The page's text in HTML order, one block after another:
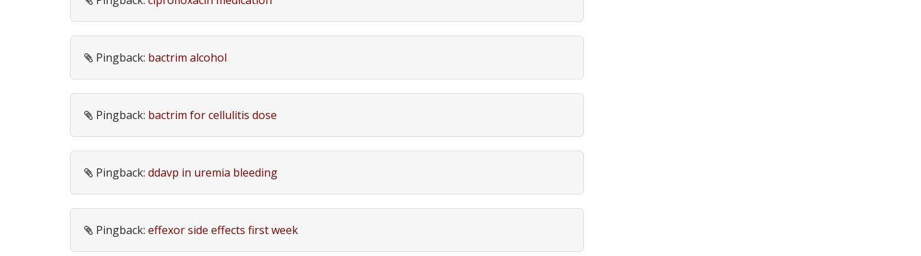
Pingback: bactrim alcohol
Pingback: bactrim for cellulitis dose
Pingback: ddavp in uremia bleeding
Pingback: effexor side effects first week